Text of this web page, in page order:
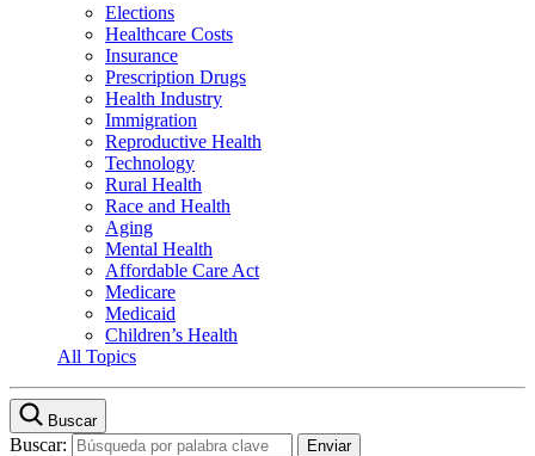
Elections
Healthcare Costs
Insurance
Prescription Drugs
Health Industry
Immigration
Reproductive Health
Technology
Rural Health
Race and Health
Aging
Mental Health
Affordable Care Act
Medicare
Medicaid
Children’s Health
All Topics
Buscar
Buscar: